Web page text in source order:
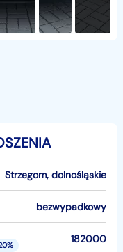
Strzegom, dolnośląskie
bezwypadkowy
182000